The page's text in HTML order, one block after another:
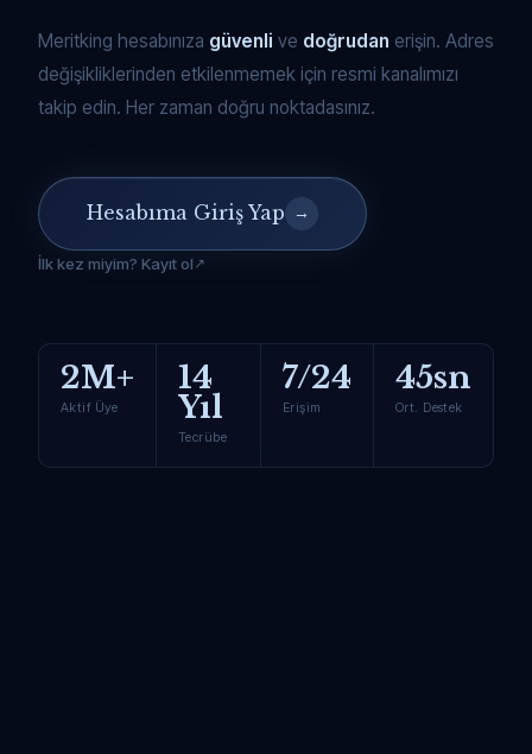
Meritking hesabınıza güvenli ve doğrudan erişin. Adres
değişikliklerinden etkilenmemek için resmi kanalımızı
takip edin. Her zaman doğru noktadasınız.
Hesabıma Giriş Yap →
İlk kez miyim? Kayıt ol
2M+
Aktif Üye
14
Yıl
Tecrübe
7/24
Erişim
45sn
Ort. Destek